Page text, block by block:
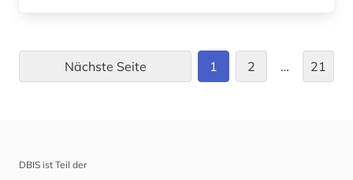
lateinamerikanische literaturen (1)
Nächste Seite 1 2 … 21
DBIS ist Teil der